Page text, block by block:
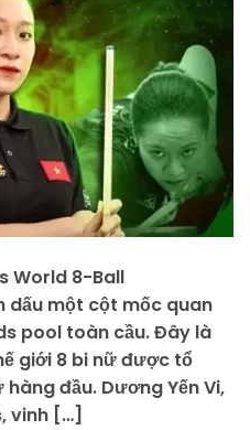
World 8-Ball
dấu một cột mốc quan
pool toàn cầu. Đây là
giới 8 bi nữ được tổ
đầu. Dương Yến Vi,
vinh […]